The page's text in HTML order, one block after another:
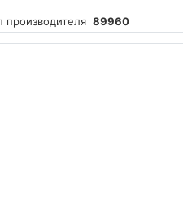
производителя 89960